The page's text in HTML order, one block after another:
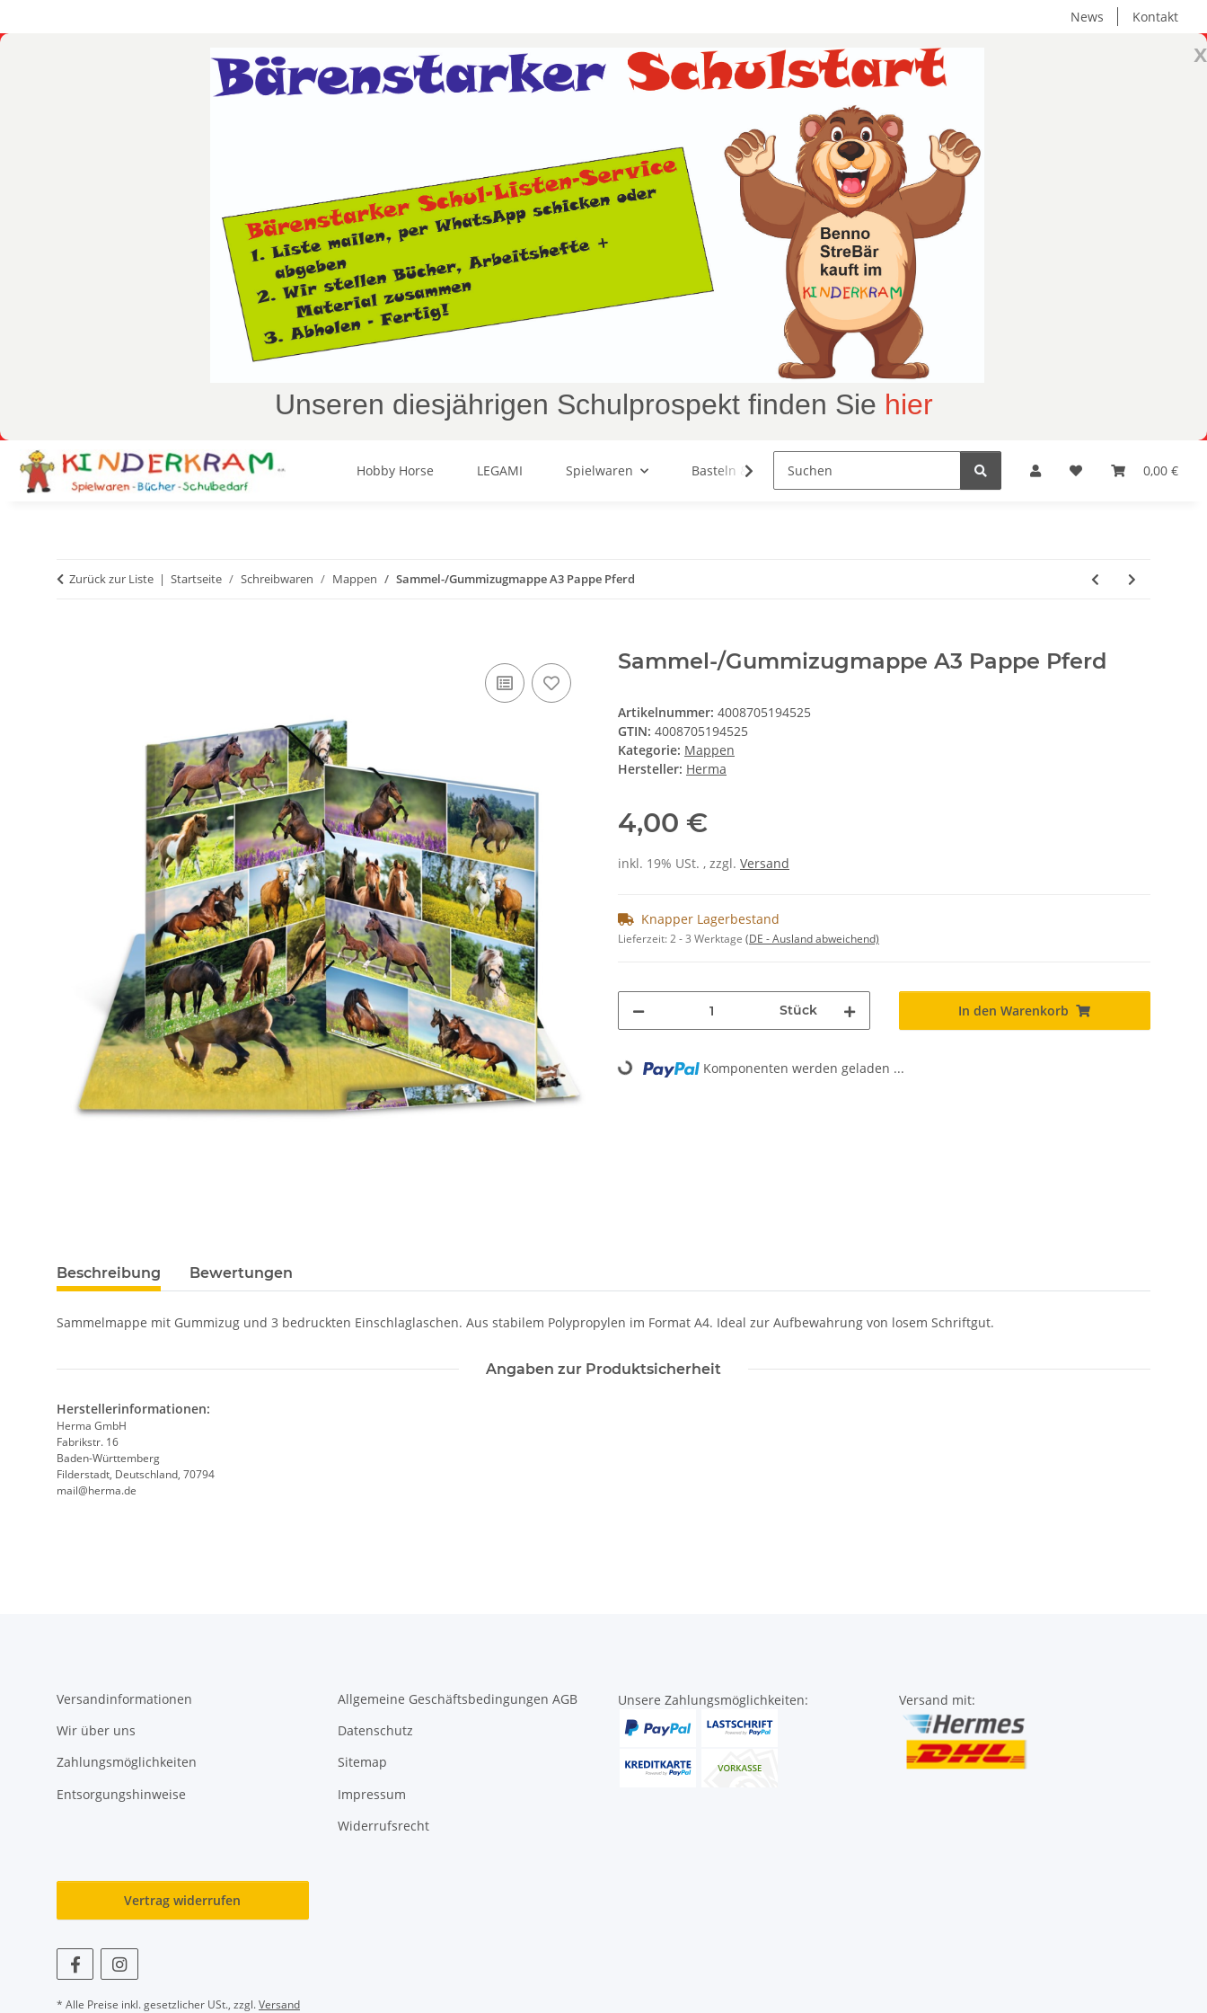
News Kontakt
x
Unseren diesjährigen Schulprospekt finden Sie hier
0,00 €
Hobby Horse LEGAMI Spielwaren Basteln & Malen Herrnhuter Sterne
Zurück zur Liste Startseite Schreibwaren Mappen Sammel-/Gummizugmappe A3 Pappe Pferd
Sammel-/Gummizugmappe A3 Pappe Pferd
Artikelnummer: 4008705194525
GTIN: 4008705194525
Kategorie: Mappen
Hersteller: Herma
4,00 €
inkl. 19% USt. , zzgl. Versand
Knapper Lagerbestand
Lieferzeit:2 - 3 Werktage (DE - Ausland abweichend)
Stück In den Warenkorb
Loading... Komponenten werden geladen ...
Beschreibung Bewertungen
Sammelmappe mit Gummizug und 3 bedruckten Einschlaglaschen. Aus stabilem Polypropylen im Format A4. Ideal zur Aufbewahrung von losem Schriftgut.
Angaben zur Produktsicherheit
Herstellerinformationen:
Herma GmbH
Fabrikstr. 16
Baden-Württemberg
Filderstadt, Deutschland, 70794
mail@herma.de
Versandinformationen
Wir über uns
Zahlungsmöglichkeiten
Entsorgungshinweise
Allgemeine Geschäftsbedingungen AGB
Datenschutz
Sitemap
Impressum
Widerrufsrecht
Unsere Zahlungsmöglichkeiten: Versand mit:
Vertrag widerrufen
* Alle Preise inkl. gesetzlicher USt., zzgl.Versand